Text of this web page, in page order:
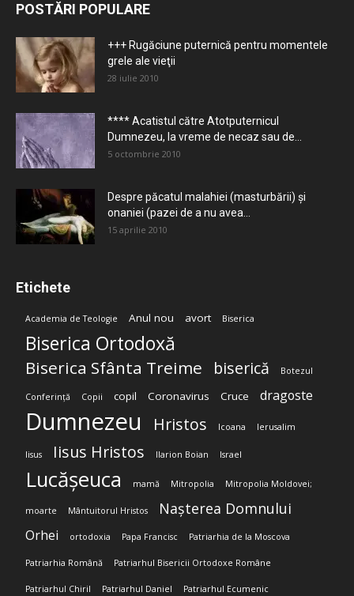
POSTĂRI POPULARE
+++ Rugăciune puternică pentru momentele
grele ale vieţii
28 iulie 2010
**** Acatistul către Atotputernicul
Dumnezeu, la vreme de necaz sau de...
5 octombrie 2010
Despre păcatul malahiei (masturbării) şi
onaniei (pazei de a nu avea...
15 aprilie 2010
Etichete
Academia de Teologie Anul nou avort Biserica
Biserica Ortodoxă
Biserica Sfânta Treime biserică Botezul
Conferință Copii copil Coronavirus Cruce dragoste
Dumnezeu Hristos Icoana Ierusalim
Iisus Iisus Hristos Ilarion Boian Israel
Lucășeuca mamă Mitropolia Mitropolia Moldovei;
moarte Mântuitorul Hristos Nașterea Domnului
Orhei ortodoxia Papa Francisc Patriarhia de la Moscova
Patriarhia Română Patriarhul Bisericii Ortodoxe Române
Patriarhul Chiril Patriarhul Daniel Patriarhul Ecumenic